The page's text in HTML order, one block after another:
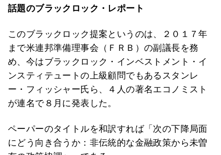
話題のブラックロック・レポート
このブラックロック提案というのは、２０１７年
まで米連邦準備理事会（ＦＲＢ）の副議長を務
め、今はブラックロック・インベストメント・イ
ンスティテュートの上級顧問でもあるスタンレ
ー・フィッシャー氏ら、４人の著名エコノミスト
が連名で８月に発表した。
ペーパーのタイトルを和訳すれば「次の下降局面
にどう向き合うか：非伝統的な金融政策から未曽